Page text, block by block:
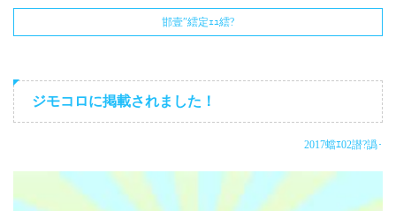
邯壹″繧定ｪｭ繧?
ジモコロに掲載されました！
2017蟷ｴ02譛?譌･